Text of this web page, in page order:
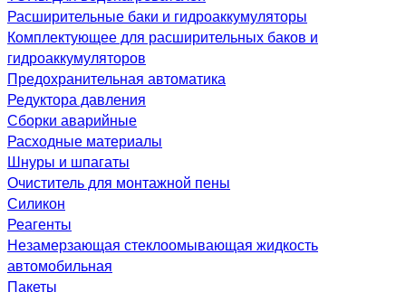
Расширительные баки и гидроаккумуляторы
Комплектующее для расширительных баков и
гидроаккумуляторов
Предохранительная автоматика
Редуктора давления
Сборки аварийные
Расходные материалы
Шнуры и шпагаты
Очиститель для монтажной пены
Силикон
Реагенты
Незамерзающая стеклоомывающая жидкость
автомобильная
Пакеты